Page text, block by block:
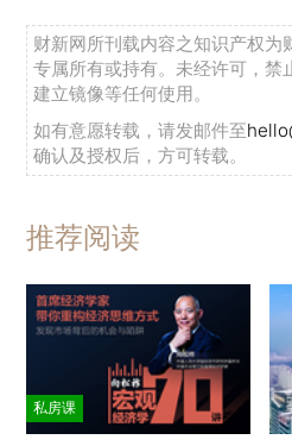
财新网所刊载内容之知识产权为
专属所有或持有。未经许可，禁
建立镜像等任何使用。
如有意愿转载，请发邮件至
确认及授权后，方可转载。
推荐阅读
私房课